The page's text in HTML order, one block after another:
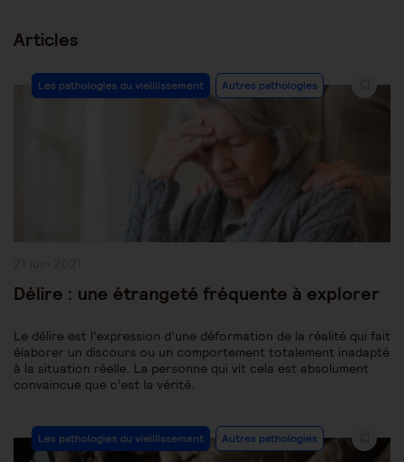
Articles
Post
Category:
Les pathologies du vieillissement Autres pathologies
Délire : une étrangeté fréquente à explorer
Le délire est l’expression d’une déformation de la réalité qui fait
élaborer un discours ou un comportement totalement inadapté
à la situation réelle. La personne qui vit cela est absolument
convaincue que c’est la vérité.
Post
Category:
Les pathologies du vieillissement Autres pathologies